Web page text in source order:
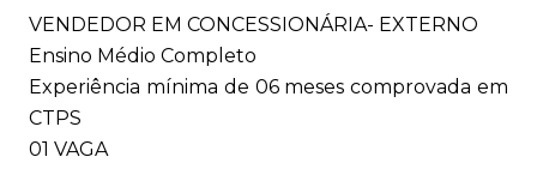
VENDEDOR EM CONCESSIONÁRIA- EXTERNO
Ensino Médio Completo
Experiência mínima de 06 meses comprovada em
CTPS
01 VAGA